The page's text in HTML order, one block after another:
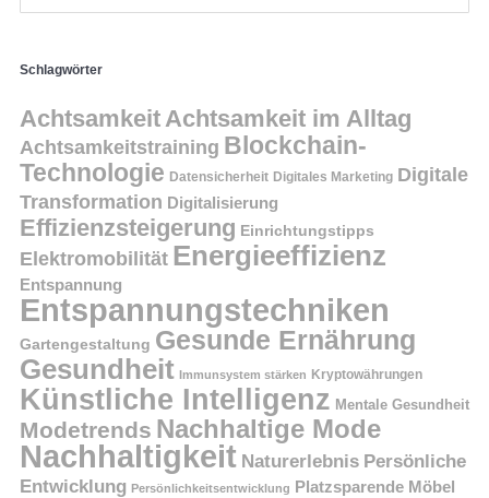
Schlagwörter
Achtsamkeit Achtsamkeit im Alltag
Achtsamkeitstraining Blockchain-
Technologie Datensicherheit Digitales Marketing Digitale
Transformation Digitalisierung
Effizienzsteigerung Einrichtungstipps
Elektromobilität Energieeffizienz
Entspannung
Entspannungstechniken
Gartengestaltung Gesunde Ernährung
Gesundheit Immunsystem stärken Kryptowährungen
Künstliche Intelligenz Mentale Gesundheit
Modetrends Nachhaltige Mode
Nachhaltigkeit Naturerlebnis Persönliche
Entwicklung Persönlichkeitsentwicklung Platzsparende Möbel